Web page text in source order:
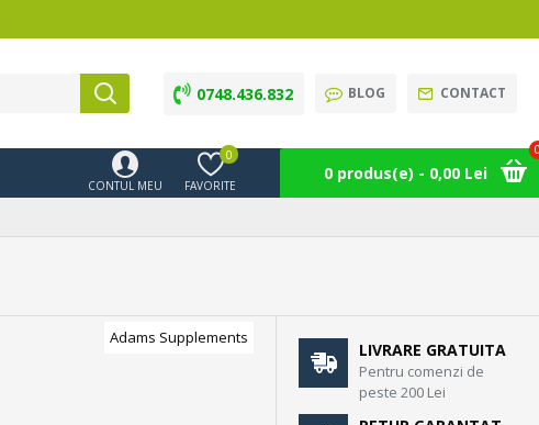
0748.436.832 BLOG CONTACT
CONTUL MEU FAVORITE
0
0 produs(e) - 0,00 Lei
Adams Supplements
LIVRARE GRATUITA
Pentru comenzi de
peste 200 Lei